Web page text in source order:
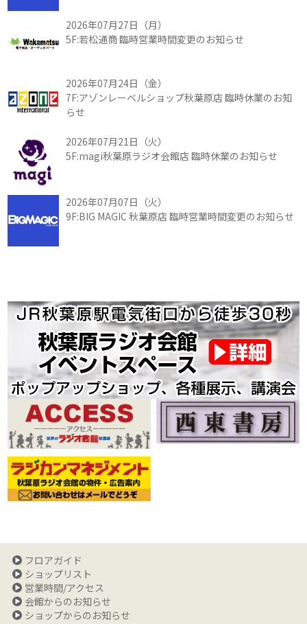
2026年07月27日（月）
5F:若松通商 臨時営業時間変更のお知らせ
2026年07月24日（金）
7F:アゾンレーベルショップ秋葉原店 臨時休業のお知
らせ
2026年07月21日（火）
5F:magi秋葉原ラジオ会館店 臨時休業のお知らせ
2026年07月07日（火）
9F:BIG MAGIC 秋葉原店 臨時営業時間変更のお知らせ
フロアガイド
ショップリスト
営業時間/アクセス
会館からのお知らせ
ショップからのお知らせ